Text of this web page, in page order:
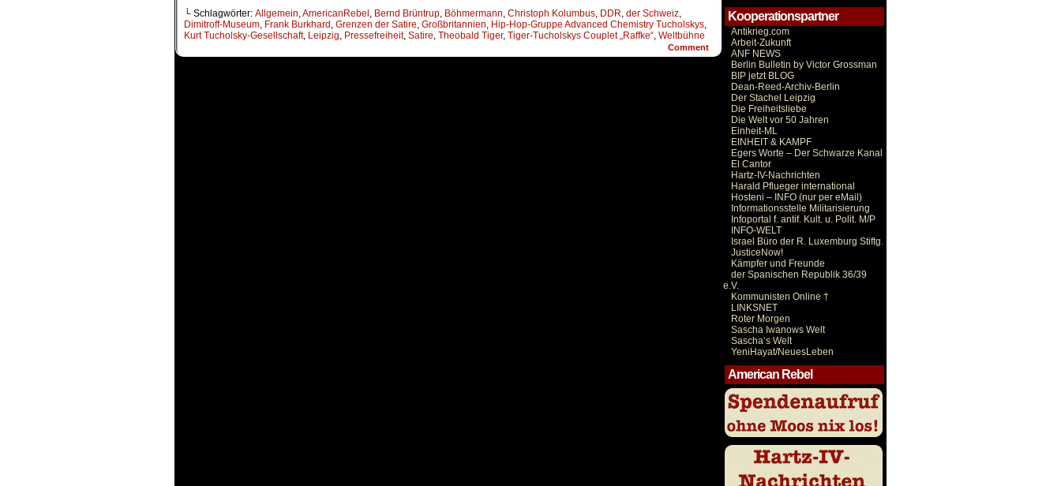
└ Schlagwörter: Allgemein,AmericanRebel , Bernd Brüntrup, Böhmermann, Christoph Kolumbus, DDR, der Schweiz,
Dimitroff-Museum, Frank Burkhard , Grenzen der Satire, Großbritannien, Hip-Hop-Gruppe Advanced Chemistry Tucholskys,
Kurt Tucholsky-Gesellschaft, Leipzig, Pressefreiheit, Satire, Theobald Tiger, Tiger-Tucholskys Couplet „Raffke“, Weltbühne
Comment
Kooperationspartner
Antikrieg.com
Arbeit-Zukunft
ANF NEWS
Berlin Bulletin by Victor Grossman
BIP jetzt BLOG
Dean-Reed-Archiv-Berlin
Der Stachel Leipzig
Die Freiheitsliebe
Die Welt vor 50 Jahren
Einheit-ML
EINHEIT & KAMPF
Egers Worte – Der Schwarze Kanal
El Cantor
Hartz-IV-Nachrichten
Harald Pflueger international
Hosteni – INFO (nur per eMail)
Informationsstelle Militarisierung
Infoportal f. antif. Kult. u. Polit. M/P
INFO-WELT
Israel Büro der R. Luxemburg Stiftg.
JusticeNow!
Kämpfer und Freunde
der Spanischen Republik 36/39
e.V.
Kommunisten Online †
LINKSNET
Roter Morgen
Sascha Iwanows Welt
Sascha’s Welt
YeniHayat/NeuesLeben
American Rebel